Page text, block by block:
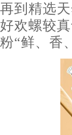
再到精选
好欢螺较
粉“鲜、香